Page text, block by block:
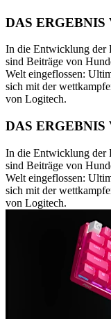
DAS
In die Entwicklung der
sind Beiträge von
Welt eingeflossen:
sich mit der
von Logitech.
DAS
In die Entwicklung der
sind Beiträge von
Welt eingeflossen:
sich mit der
von Logitech.